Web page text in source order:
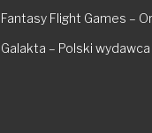
Fantasy Flight Games –
Galakta – Polski